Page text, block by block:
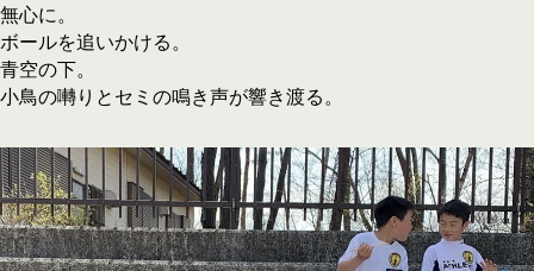
無心に。
ボールを追いかける。
青空の下。
小鳥の囀りとセミの鳴き声が響き渡る。